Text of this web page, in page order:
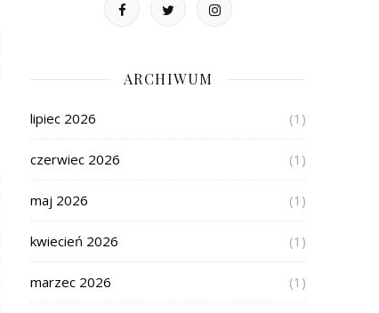
ARCHIWUM
lipiec 2026 (1)
czerwiec 2026 (1)
maj 2026 (1)
kwiecień 2026 (1)
marzec 2026 (1)